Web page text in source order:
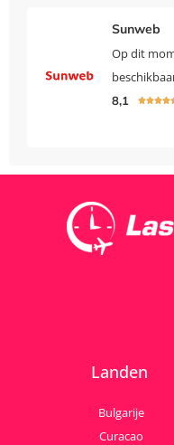
Sunweb
Op dit
8,1 
Landen
Bulgarije
Curacao